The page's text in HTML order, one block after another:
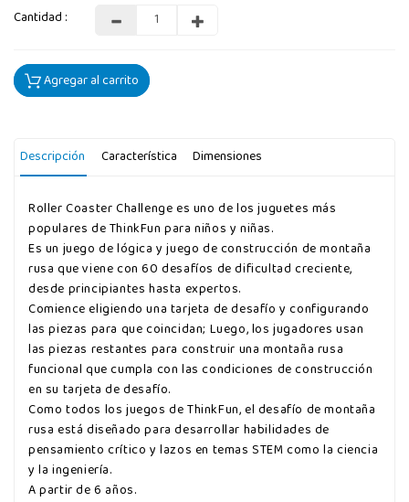
Cantidad :
Agregar al carrito
Descripción Característica Dimensiones
Roller Coaster Challenge es uno de los juguetes más
populares de ThinkFun para niños y niñas.
Es un juego de lógica y juego de construcción de montaña
rusa que viene con 60 desafíos de dificultad creciente,
desde principiantes hasta expertos.
Comience eligiendo una tarjeta de desafío y configurando
las piezas para que coincidan; Luego, los jugadores usan
las piezas restantes para construir una montaña rusa
funcional que cumpla con las condiciones de construcción
en su tarjeta de desafío.
Como todos los juegos de ThinkFun, el desafío de montaña
rusa está diseñado para desarrollar habilidades de
pensamiento crítico y lazos en temas STEM como la ciencia
y la ingeniería.
A partir de 6 años.